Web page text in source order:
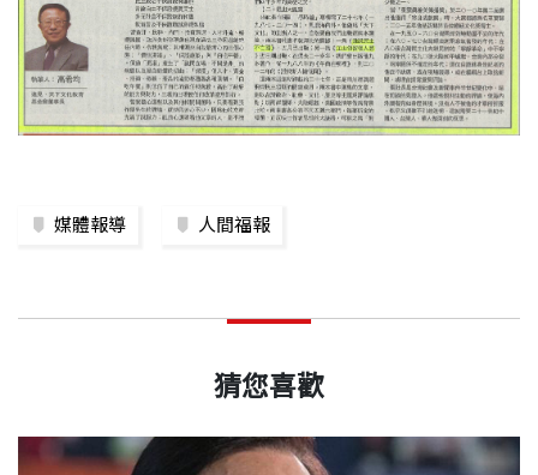
媒體報導 人間福報
猜您喜歡